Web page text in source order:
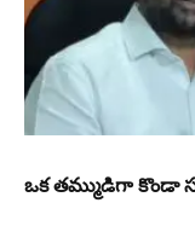
ఒక తమ్ముడిగా కొండా